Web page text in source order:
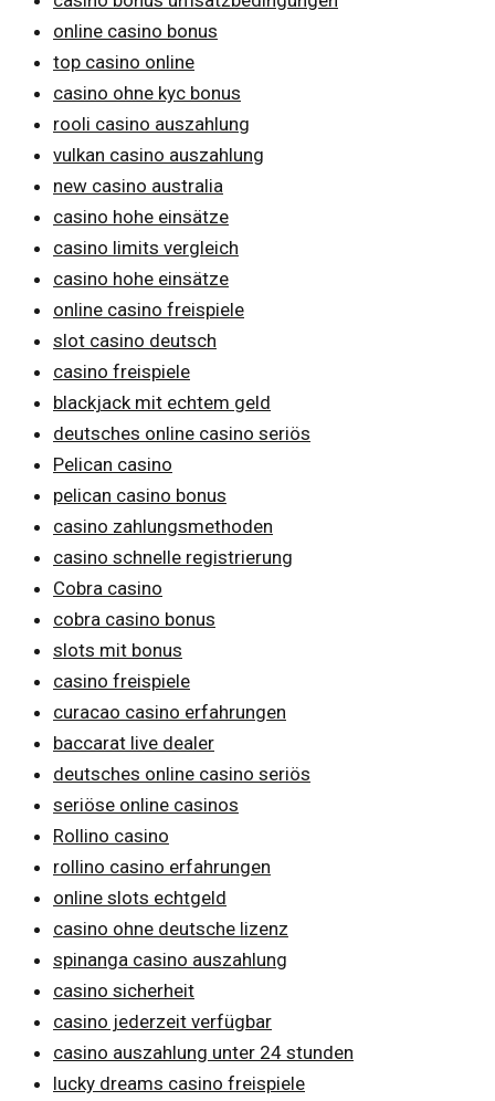
online casino bonus
top casino online
casino ohne kyc bonus
rooli casino auszahlung
vulkan casino auszahlung
new casino australia
casino hohe einsätze
casino limits vergleich
casino hohe einsätze
online casino freispiele
slot casino deutsch
casino freispiele
blackjack mit echtem geld
deutsches online casino seriös
Pelican casino
pelican casino bonus
casino zahlungsmethoden
casino schnelle registrierung
Cobra casino
cobra casino bonus
slots mit bonus
casino freispiele
curacao casino erfahrungen
baccarat live dealer
deutsches online casino seriös
seriöse online casinos
Rollino casino
rollino casino erfahrungen
online slots echtgeld
casino ohne deutsche lizenz
spinanga casino auszahlung
casino sicherheit
casino jederzeit verfügbar
casino auszahlung unter 24 stunden
lucky dreams casino freispiele